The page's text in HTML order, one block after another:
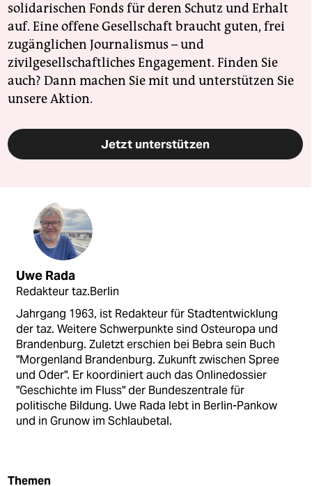
solidarischen Fonds für deren Schutz und Erhalt
auf. Eine offene Gesellschaft braucht guten, frei
zugänglichen Journalismus – und
zivilgesellschaftliches Engagement. Finden Sie
auch? Dann machen Sie mit und unterstützen Sie
unsere Aktion.
Jetzt unterstützen
Uwe Rada
Redakteur taz.Berlin
Jahrgang 1963, ist Redakteur für Stadtentwicklung
der taz. Weitere Schwerpunkte sind Osteuropa und
Brandenburg. Zuletzt erschien bei Bebra sein Buch
"Morgenland Brandenburg. Zukunft zwischen Spree
und Oder". Er koordiniert auch das Onlinedossier
"Geschichte im Fluss" der Bundeszentrale für
politische Bildung. Uwe Rada lebt in Berlin-Pankow
und in Grunow im Schlaubetal.
Themen